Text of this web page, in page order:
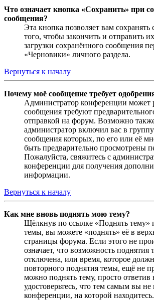
Что означает кнопка «Сохранить» при
сообщения?
Эта кнопка позволяет вам сохранять
того, чтобы закончить и отправить
загрузки сохранённого сообщения
«Черновики» личного раздела.
Вернуться к началу
Почему моё сообщение требует
Администратор конференции может
сообщения требуют
отправкой на форум. Возможно
администратор включил вас в
сообщения которых, по его или её
быть предварительно просмотрены
Пожалуйста, свяжитесь с
конференции для получения
информации.
Вернуться к началу
Как мне вновь поднять мою тему?
Щёлкнув по ссылке «Поднять тему»
темы, вы можете «поднять» её в
страницы форума. Если этого не
означает, что возможность поднятия
отключена, или время, которое
повторного поднятия темы, ещё не
можно поднять тему, просто ответив
удостоверьтесь, что тем самым вы
конференции, на которой находитесь.